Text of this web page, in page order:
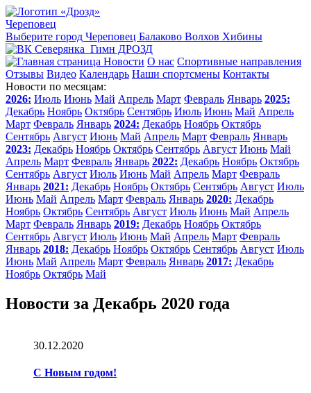
Череповец
Выберите город Череповец Балаково Волхов Хибины
Гимн ДРОЗД
Новости О нас Спортивные направления
Отзывы Видео Календарь Наши спортсмены Контакты
Новости по месяцам:
2026: Июль Июнь Май Апрель Март Февраль Январь 2025:
Декабрь Ноябрь Октябрь Сентябрь Июль Июнь Май Апрель
Март Февраль Январь 2024: Декабрь Ноябрь Октябрь
Сентябрь Август Июнь Май Апрель Март Февраль Январь
2023: Декабрь Ноябрь Октябрь Сентябрь Август Июнь Май
Апрель Март Февраль Январь 2022: Декабрь Ноябрь Октябрь
Сентябрь Август Июль Июнь Май Апрель Март Февраль
Январь 2021: Декабрь Ноябрь Октябрь Сентябрь Август Июль
Июнь Май Апрель Март Февраль Январь 2020: Декабрь
Ноябрь Октябрь Сентябрь Август Июль Июнь Май Апрель
Март Февраль Январь 2019: Декабрь Ноябрь Октябрь
Сентябрь Август Июль Июнь Май Апрель Март Февраль
Январь 2018: Декабрь Ноябрь Октябрь Сентябрь Август Июль
Июнь Май Апрель Март Февраль Январь 2017: Декабрь
Ноябрь Октябрь Май
Новости за Декабрь 2020 года
30.12.2020
С Новым годом!